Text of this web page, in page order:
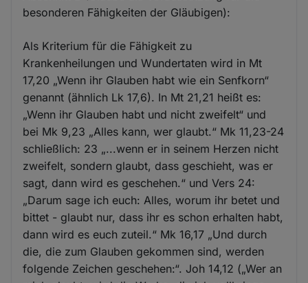
besonderen Fähigkeiten der Gläubigen):
Als Kriterium für die Fähigkeit zu
Krankenheilungen und Wundertaten wird in Mt
17,20 „Wenn ihr Glauben habt wie ein Senfkorn“
genannt (ähnlich Lk 17,6). In Mt 21,21 heißt es:
„Wenn ihr Glauben habt und nicht zweifelt“ und
bei Mk 9,23 „Alles kann, wer glaubt.“ Mk 11,23-24
schließlich: 23 „...wenn er in seinem Herzen nicht
zweifelt, sondern glaubt, dass geschieht, was er
sagt, dann wird es geschehen.“ und Vers 24:
„Darum sage ich euch: Alles, worum ihr betet und
bittet - glaubt nur, dass ihr es schon erhalten habt,
dann wird es euch zuteil.“ Mk 16,17 „Und durch
die, die zum Glauben gekommen sind, werden
folgende Zeichen geschehen:“. Joh 14,12 („Wer an